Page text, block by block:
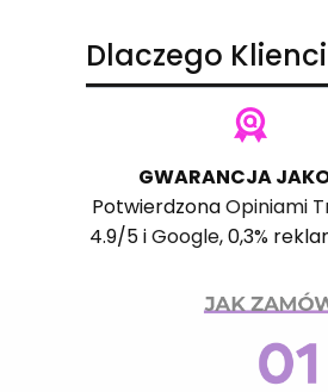
Dlaczego
GWARANCJA
PotwierdzonaOpiniami
4.9/5 iGoogle, 0,3%